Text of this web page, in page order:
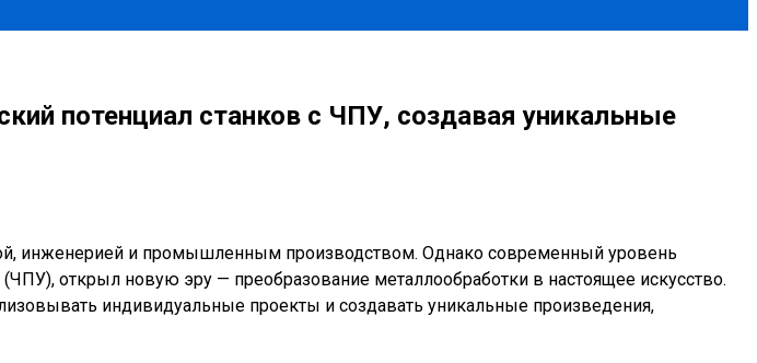
потенциал станков с ЧПУ, создавая уникальные
инженерией и промышленным производством. Однако современный уровень
открыл новую эру — преобразование металлообработки в настоящее искусство.
индивидуальные проекты и создавать уникальные произведения,